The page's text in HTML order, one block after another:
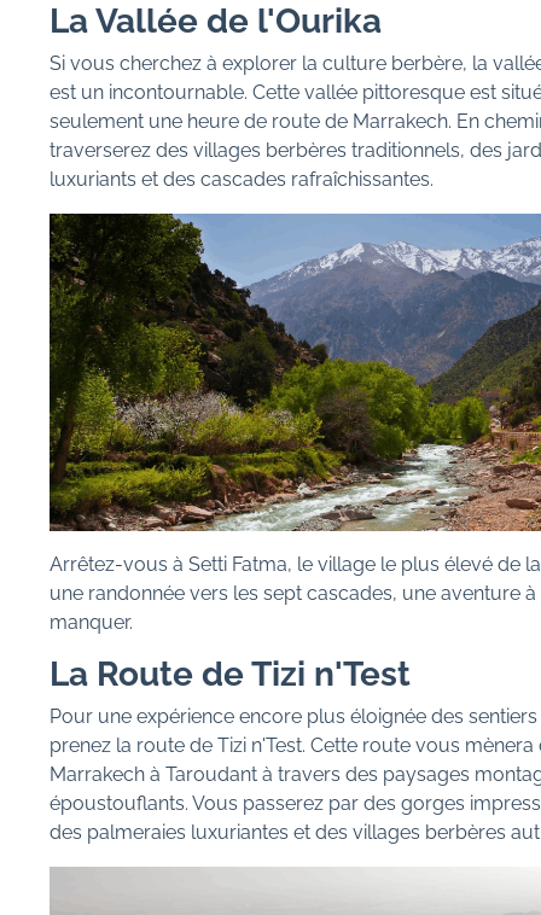
La Vallée de l'Ourika
Si vous cherchez à explorer la culture berbère, la
est un incontournable. Cette vallée pittoresque est
seulement une heure de route de Marrakech. En
traverserez des villages berbères traditionnels, des
luxuriants et des cascades rafraîchissantes.
Arrêtez-vous à Setti Fatma, le village le plus élevé de
une randonnée vers les sept cascades, une aventure à
manquer.
La Route de Tizi n'Test
Pour une expérience encore plus éloignée des
prenez la route de Tizi n'Test. Cette route vous mènera
Marrakech à Taroudant à travers des paysages
époustouflants. Vous passerez par des gorges
des palmeraies luxuriantes et des villages berbères